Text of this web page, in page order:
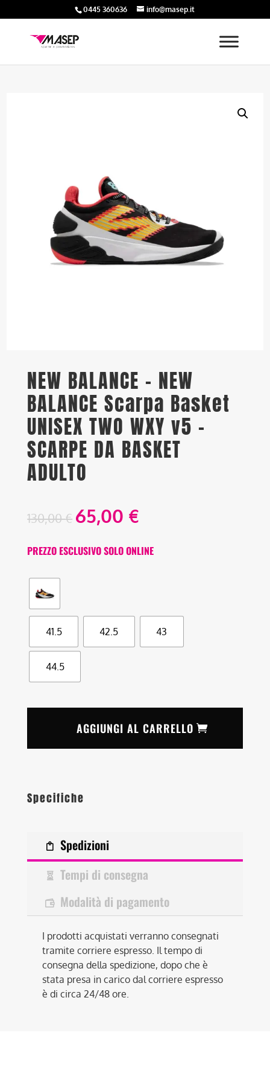
0445 360636 info@masep.it
NEW BALANCE – NEW
BALANCE Scarpa Basket
UNISEX TWO WXY v5 –
SCARPE DA BASKET
ADULTO
130,00€ 65,00 €
PREZZO ESCLUSIVO SOLO ONLINE
41.5 42.5 43
44.5
AGGIUNGI AL CARRELLO
Specifiche
Spedizioni
Tempi di consegna
Modalità di pagamento
I prodotti acquistati verranno consegnati
tramite corriere espresso. Il tempo di
consegna della spedizione, dopo che è
stata presa in carico dal corriere espresso
è di circa 24/48 ore.